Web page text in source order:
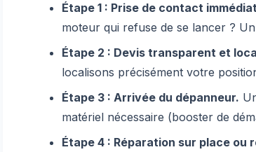
Étape 1 : Prise de contact
moteur qui refuse de se lancer ?
Étape 2 : Devis transparent et
localisons précisément votre
Étape 3 : Arrivée du dépanneur.
matériel nécessaire (booster de
Étape 4 : Réparation sur place ou